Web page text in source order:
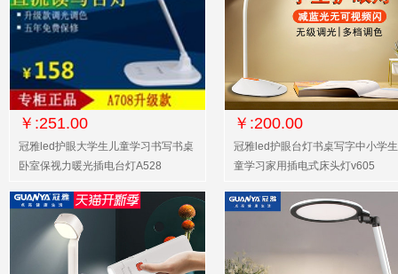
￥:251.00
冠雅led护眼大学生儿童学习书写书桌
卧室保视力暖光插电台灯A528
￥:200.00
冠雅led护眼台灯书桌写字中小学
童学习家用插电式床头灯v605